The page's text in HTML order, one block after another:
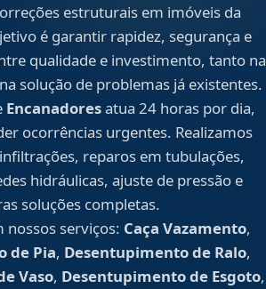
estruturais em imóveis da
é garantir rapidez, segurança e
qualidade e investimento, tanto na
solução de problemas já existentes.
Encanadoresatua 24 horas por dia,
ocorrências urgentes. Realizamos
reparos em tubulações,
hidráulicas, ajuste de pressão e
soluções completas.
nossos serviços: Caça Vazamento,
de Pia, Desentupimento de Ralo,
Vaso, Desentupimento de Esgoto,